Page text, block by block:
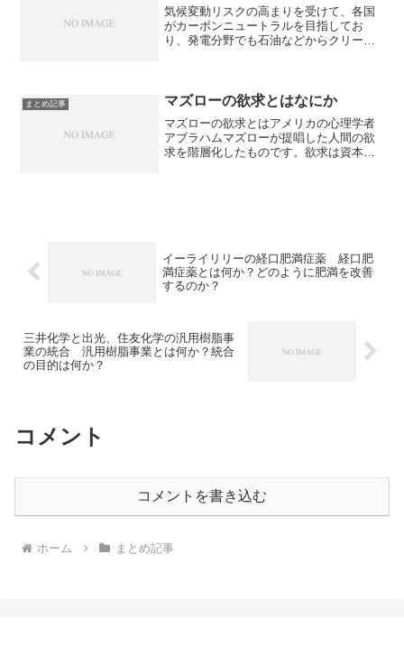
気候変動リスクの高まりを受けて、各国
がカーボンニュートラルを目指してお
り、発電分野でも石油などからクリーン
するためには何か、発電方法の違いと特
徴をまとめています。
まとめ記事 マズローの欲求とはなにか
マズローの欲求とはアメリカの心理学者
アブラハムマズローが提唱した人間の欲
求を階層化したものです。欲求は資本主
イーライリリーの経口肥満症薬 経口肥
満症薬とは何か？どのように肥満を改善
するのか？
三井化学と出光、住友化学の汎用樹脂事
業の統合 汎用樹脂事業とは何か？統合
の目的は何か？
コメント
コメントを書き込む
ホーム まとめ記事